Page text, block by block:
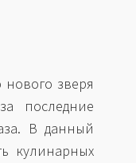
зверя
последние
В данный
кулинарных